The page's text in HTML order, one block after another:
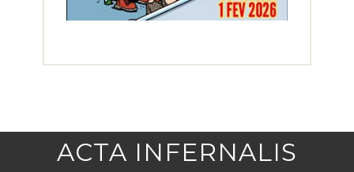
ACTA INFERNALIS